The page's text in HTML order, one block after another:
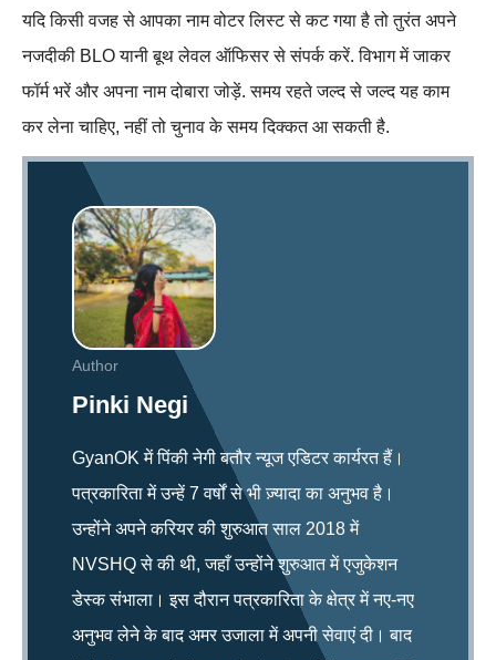
यदि किसी वजह से आपका नाम वोटर लिस्ट से कट गया है तो तुरंत अपने
नजदीकी BLO यानी बूथ लेवल ऑफिसर से संपर्क करें. विभाग में जाकर
फॉर्म भरें और अपना नाम दोबारा जोड़ें. समय रहते जल्द से जल्द यह काम
कर लेना चाहिए, नहीं तो चुनाव के समय दिक्कत आ सकती है.
Author
Pinki Negi
GyanOK में पिंकी नेगी बतौर न्यूज एडिटर कार्यरत हैं।
पत्रकारिता में उन्हें 7 वर्षों से भी ज़्यादा का अनुभव है।
उन्होंने अपने करियर की शुरुआत साल 2018 में
NVSHQ से की थी, जहाँ उन्होंने शुरुआत में एजुकेशन
डेस्क संभाला। इस दौरान पत्रकारिता के क्षेत्र में नए-नए
अनुभव लेने के बाद अमर उजाला में अपनी सेवाएं दी। बाद